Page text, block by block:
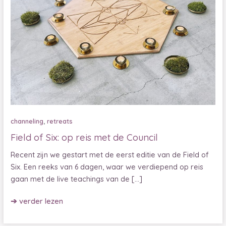
channeling ,retreats
Field of Six: op reis met de Council
Recent zijn we gestart met de eerst editie van de Field of
Six. Een reeks van 6 dagen, waar we verdiepend op reis
gaan met de live teachings van de […]
Field
➔ verder lezen